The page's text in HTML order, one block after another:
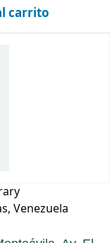
carrito
Venezuela